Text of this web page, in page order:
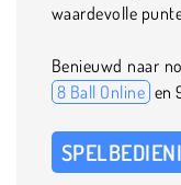
waardevolle
Benieuwd naar
8 Ball Online en